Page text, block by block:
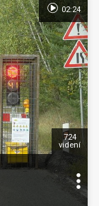
724
videní
02:24